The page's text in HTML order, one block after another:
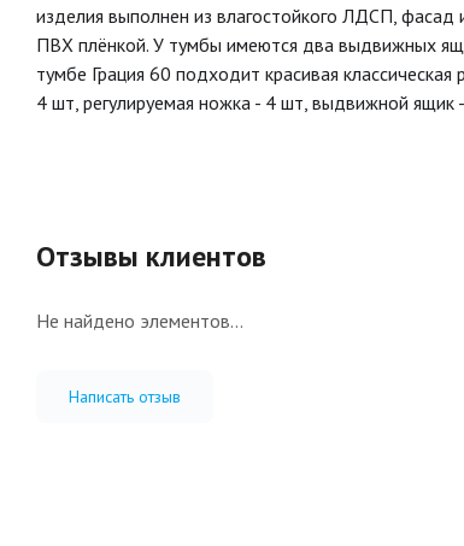
изделия выполнен из влагостойкого ЛДСП,
ПВХ плёнкой. У тумбы имеются два выдвижных
тумбе Грация 60 подходит красивая
4 шт, регулируемая ножка - 4 шт, выдвижной
Отзывы клиентов
Не найдено элементов...
Написать отзыв